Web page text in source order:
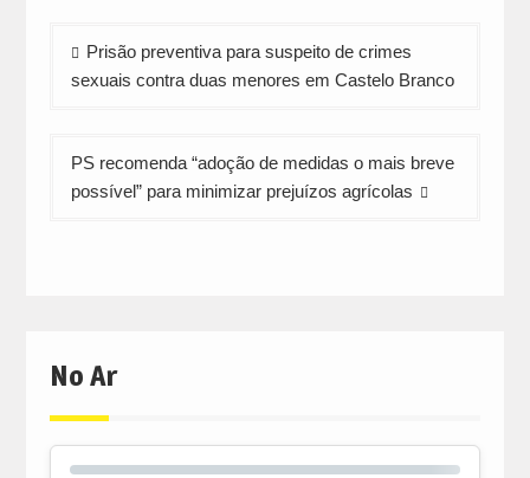
Navegação
de
Prisão preventiva para suspeito de crimes
sexuais contra duas menores em Castelo Branco
PS recomenda “adoção de medidas o mais breve
possível” para minimizar prejuízos agrícolas
No Ar